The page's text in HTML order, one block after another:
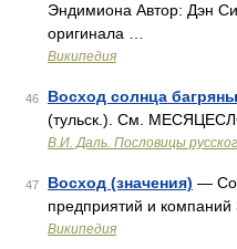
Эндимиона Автор: Дэн
оригинала …
Википедия
46 Восход солнца
(тульск.). См.
В.И. Даль. Пословицы
47 Восход (значения) —
предприятий и компаний
Википедия